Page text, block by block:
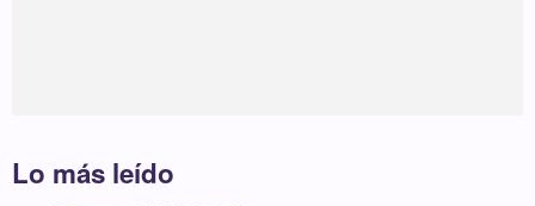
Lo más leído